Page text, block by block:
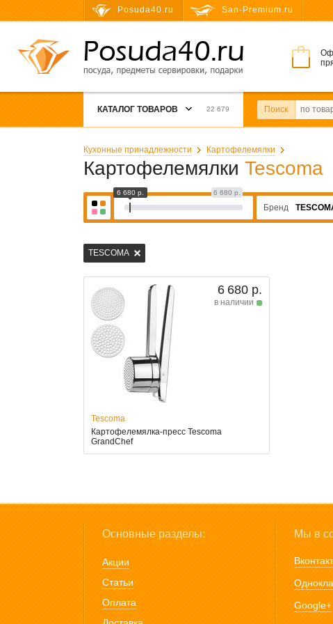
Posuda40.ru San-Premium.ru
КАТАЛОГ ТОВАРОВ 22 679 Поиск
Кухонные принадлежности Картофелемялки
Картофелемялки Tescoma
6 680 р.
6 680 р.
Бренд
TESCOMA
6 680 р.
в наличии
Tescoma
Картофелемялка-пресс Tescoma
GrandChef
Основные разделы:
Акции
Статьи
Оплата
Мы в
Google+